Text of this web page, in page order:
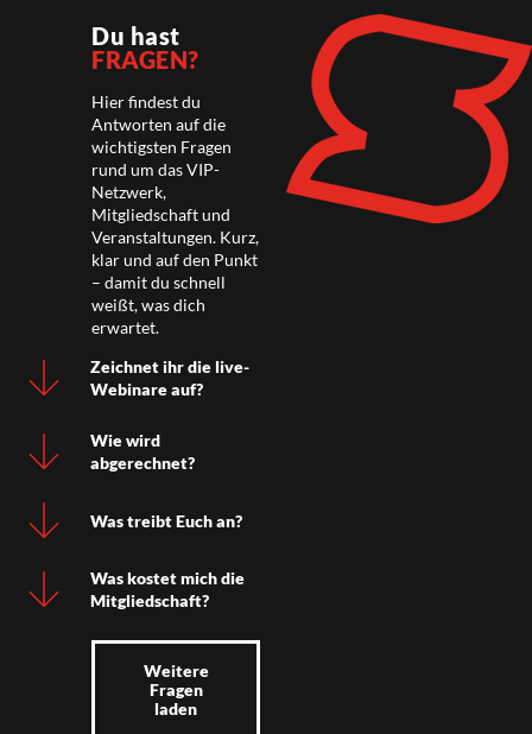
Du hast
FRAGEN?
Hier findest du
Antworten auf die
wichtigsten Fragen
rund um das VIP-
Netzwerk,
Mitgliedschaft und
Veranstaltungen. Kurz,
klar und auf den Punkt
– damit du schnell
weißt, was dich
erwartet.
Zeichnet ihr die live-
Webinare auf?
Wie wird
abgerechnet?
Was treibt Euch an?
Was kostet mich die
Mitgliedschaft?
Weitere
Fragen
laden